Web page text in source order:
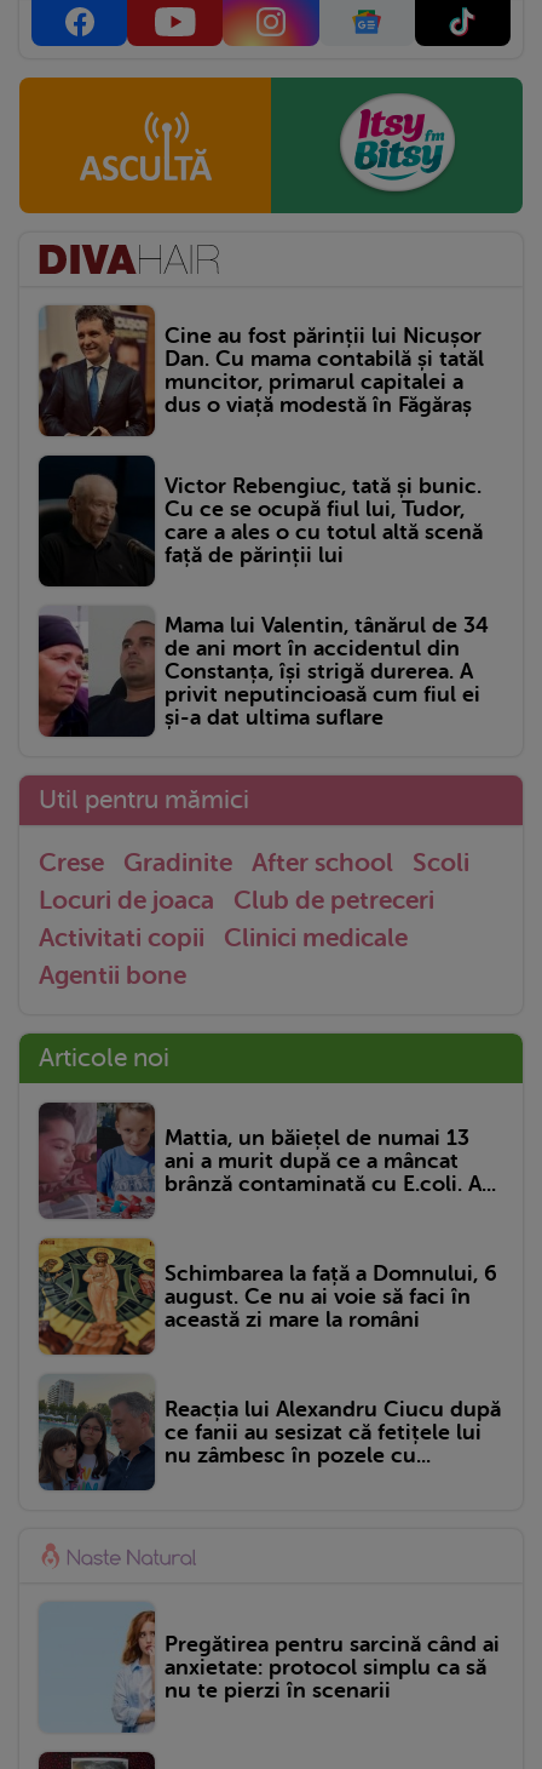
Cine au fost părinții lui Nicușor
Dan. Cu mama contabilă și tatăl
muncitor, primarul capitalei a
dus o viață modestă în Făgăraș
Victor Rebengiuc, tată și bunic.
Cu ce se ocupă fiul lui, Tudor,
care a ales o cu totul altă scenă
față de părinții lui
Mama lui Valentin, tânărul de 34
de ani mort în accidentul din
Constanța, își strigă durerea. A
privit neputincioasă cum fiul ei
și-a dat ultima suflare
Util pentru mămici
Crese Gradinite After school
Scoli
Locuri de joaca
Club de petreceri
Activitati copii
Clinici medicale
Agentii bone
Articole noi
Mattia, un băiețel de numai 13
ani a murit după ce a mâncat
brânză contaminată cu E.coli. A...
Schimbarea la față a Domnului, 6
august. Ce nu ai voie să faci în
această zi mare la români
Reacția lui Alexandru Ciucu după
ce fanii au sesizat că fetițele lui
nu zâmbesc în pozele cu...
Pregătirea pentru sarcină când ai
anxietate: protocol simplu ca să
nu te pierzi în scenarii